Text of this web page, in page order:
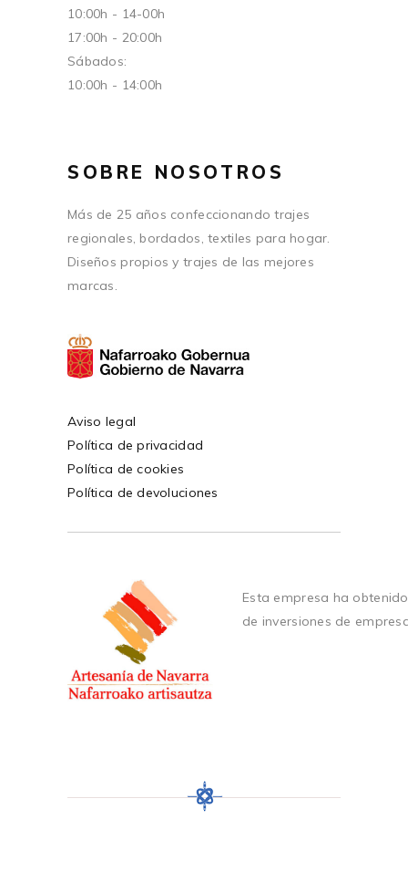
10:00h - 14-00h
17:00h - 20:00h
Sábados:
10:00h - 14:00h
SOBRE NOSOTROS
Más de 25 años confeccionando trajes
regionales, bordados, textiles para hogar.
Diseños propios y trajes de las mejores
marcas.
Aviso legal
Política de privacidad
Política de cookies
Política de devoluciones
Esta empresa ha
de inversiones de